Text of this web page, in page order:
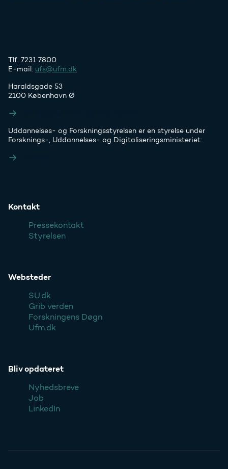
Tlf. 7231 7800
E-mail: ufs@ufm.dk
Haraldsgade 53
2100 København Ø
Uddannelses- og Forskningsstyrelsen er en styrelse under
Forsknings-, Uddannelses- og Digitaliseringsministeriet:
Kontakt
Pressekontakt
Styrelsen
Websteder
SU.dk
Grib verden
Forskningens Døgn
Ufm.dk
Bliv opdateret
Nyhedsbreve
Job
LinkedIn